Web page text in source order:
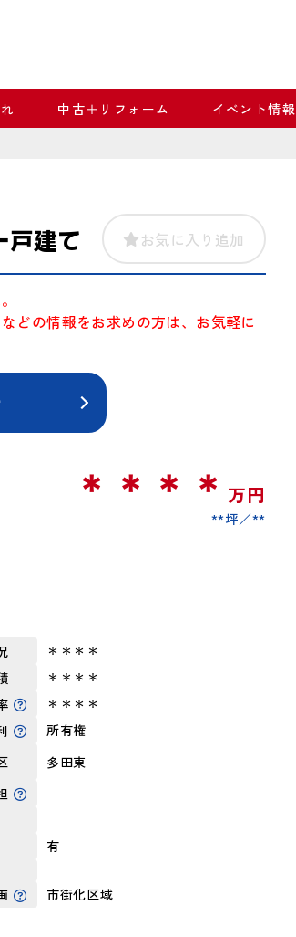
中古＋リフォーム イベント情報
戸建て お気に入り追加
どの情報をお求めの方は、お気軽に
＊＊＊＊ 万円
**坪 **
＊＊＊＊
＊＊＊＊
＊＊＊＊
所有権
多田東
有
市街化区域